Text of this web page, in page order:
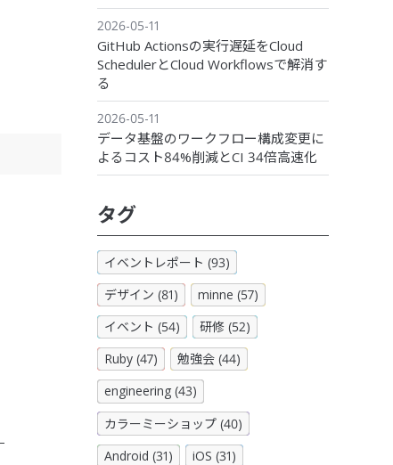
2026-05-11
GitHub Actionsの実行遅延をCloud
SchedulerとCloud Workflowsで解消す
る
2026-05-11
データ基盤のワークフロー構成変更に
よるコスト84%削減とCI 34倍高速化
タグ
イベントレポート (93)
デザイン (81)
minne (57)
イベント (54)
研修 (52)
Ruby (47)
勉強会 (44)
engineering (43)
カラーミーショップ (40)
Android (31)
iOS (31)